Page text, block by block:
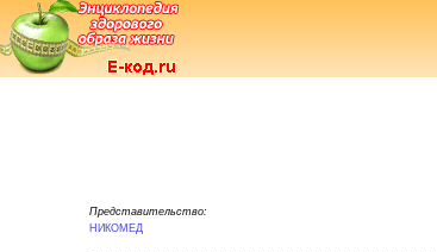
Представительство:
НИКОМЕД